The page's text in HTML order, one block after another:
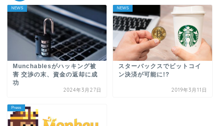
NEWS
Munchablesがハッキング被
害 交渉の末、資金の返却に成
功
2024年3月27日
NEWS
スターバックスでビットコイ
ン決済が可能に!?
2019年3月11日
Press